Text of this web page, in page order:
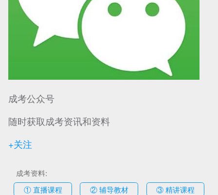
成考公众号
随时获取成考资讯和资料
+关注
成考资料:
① 直播课程
② 辅导教材
③ 精讲课程